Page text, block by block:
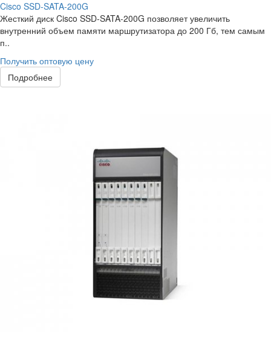
Cisco SSD-SATA-200G
Жесткий диск Cisco SSD-SATA-200G позволяет увеличить
внутренний объем памяти маршрутизатора до 200 Гб, тем самым
п..
Получить оптовую цену
Подробнее